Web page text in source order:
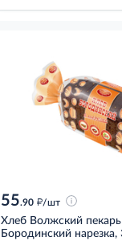
55.90 д/шт
Хлеб Волжский пекарь
Бородинский нарезка,